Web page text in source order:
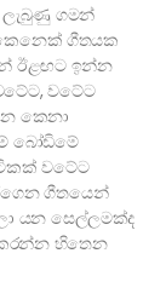
ගමන්
ගීතයක
ඊළඟට ඉන්න
වටේට
කෙනා
බෝඩිමේ
වටේට
ගීතයෙන්
යන සෙල්ලමක්ද
හිතෙන